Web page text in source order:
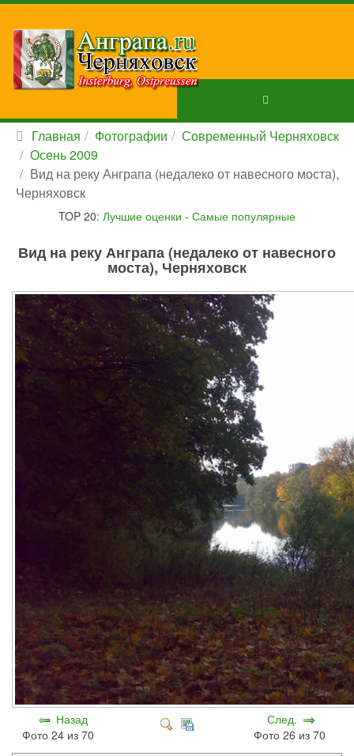
Главная Фотографии
Современный Черняховск
Осень 2009
Вид на реку Анграпа (недалеко от навесного моста),
Черняховск
TOP 20: Лучшие оценки - Самые популярные
Вид на реку Анграпа (недалеко от навесного
моста), Черняховск
Назад
Фото 24 из 70
След.
Фото 26 из 70